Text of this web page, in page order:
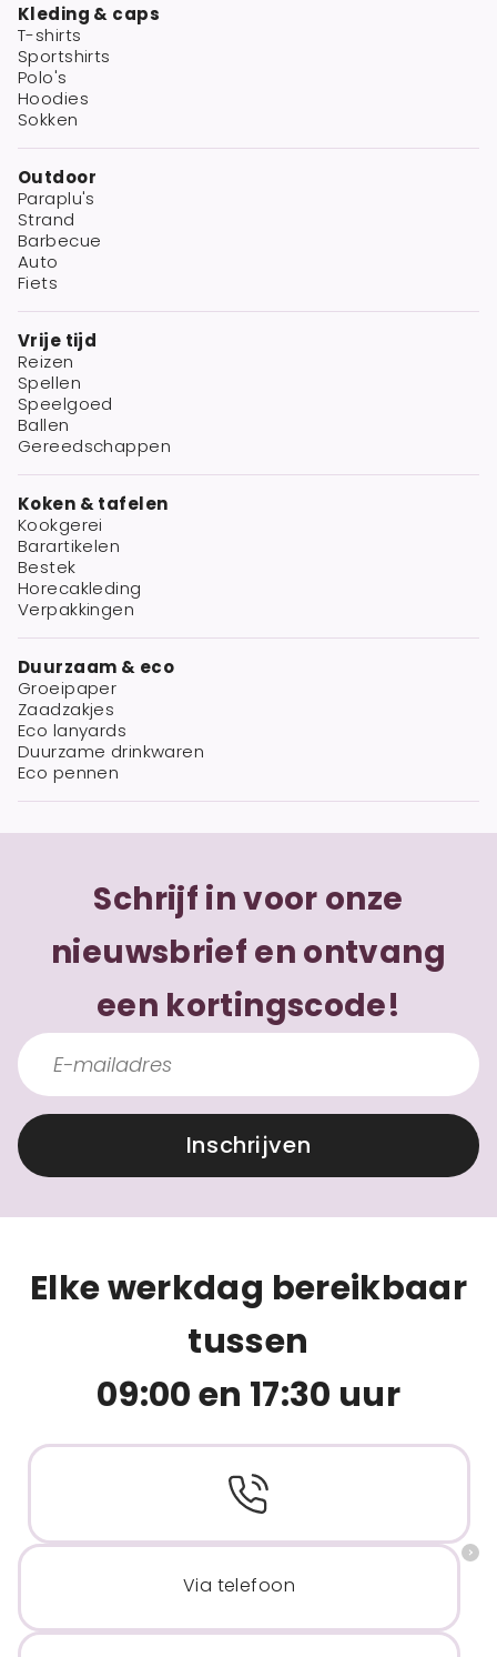
Kleding & caps
T-shirts
Sportshirts
Polo's
Hoodies
Sokken
Outdoor
Paraplu's
Strand
Barbecue
Auto
Fiets
Vrije tijd
Reizen
Spellen
Speelgoed
Ballen
Gereedschappen
Koken & tafelen
Kookgerei
Barartikelen
Bestek
Horecakleding
Verpakkingen
Duurzaam & eco
Groeipaper
Zaadzakjes
Eco lanyards
Duurzame drinkwaren
Eco pennen
Schrijf in voor onze
nieuwsbrief en ontvang
een kortingscode!
Inschrijven
Elke werkdag bereikbaar
tussen
09:00 en 17:30 uur
Via telefoon